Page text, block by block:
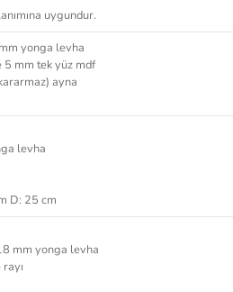
uygundur.
yonga levha
mm tek yüz mdf
ayna
levha
D: 25 cm
mm yonga levha